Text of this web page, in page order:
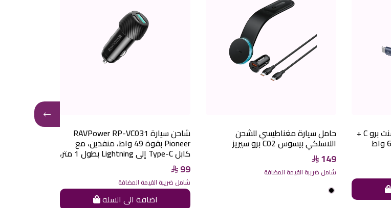
شاحن سيارة RAVPower RP-VC031
Pioneer بقوة 49 واط، منفذين، مع
كابل Type-C إلى Lightning بطول 1 متر،
99
شامل ضريبة القيمة المضافة
اضافة الى السله
حامل سيارة مغناطيسي للشحن
اللاسلكي بيسوس C02 برو سيريز
149
شامل ضريبة القيمة المضافة
شاحن سيارة بيسوس إنجويمنت برو C +